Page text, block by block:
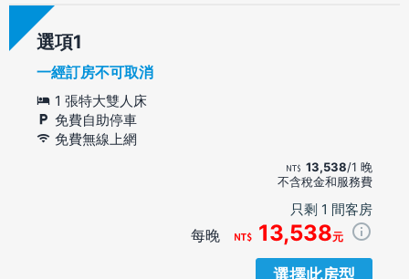
選項
一經訂房不可取消
1 張特大雙人床
免費自助停車
免費無線上網
13,538/1 晚
不含稅金和服務費
只剩 1 間客房
每晚 13,538元
選擇此房型